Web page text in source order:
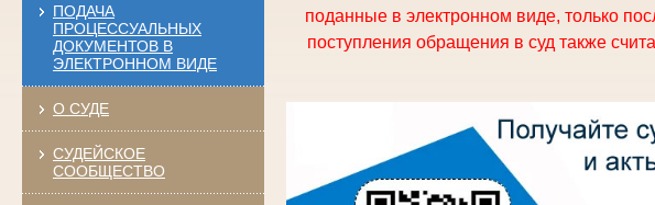
ПОДАЧА
ПРОЦЕССУАЛЬНЫХ
ДОКУМЕНТОВ В
ЭЛЕКТРОННОМ ВИДЕ
О СУДЕ
СУДЕЙСКОЕ
СООБЩЕСТВО
поданные в электронном виде, только
поступления обращения в суд также